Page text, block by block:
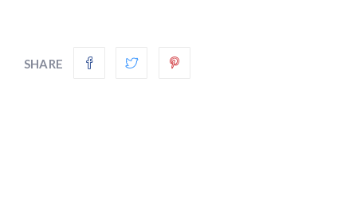
SHARE